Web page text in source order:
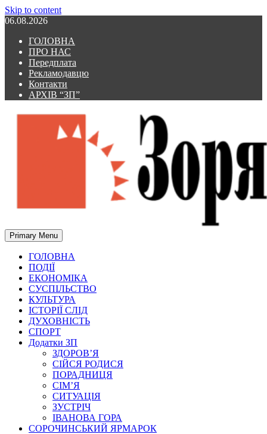
Skip to content
06.08.2026
ГОЛОВНА
ПРО НАС
Передплата
Рекламодавцю
Контакти
АРХІВ “ЗП”
Зоря Полтавщини
Зоря Полтавщини
Primary Menu
ГОЛОВНА
ПОДІЇ
ЕКОНОМІКА
СУСПІЛЬСТВО
КУЛЬТУРА
ІСТОРІЇ СЛІД
ДУХОВНІСТЬ
СПОРТ
Додатки ЗП
ЗДОРОВ’Я
СІЙСЯ РОДИСЯ
ПОРАДНИЦЯ
СІМ’Я
СИТУАЦІЯ
ЗУСТРІЧ
ІВАНОВА ГОРА
СОРОЧИНСЬКИЙ ЯРМАРОК